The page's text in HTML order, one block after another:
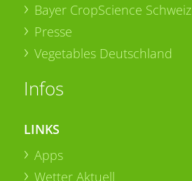
Bayer CropScience Schweiz
Presse
Vegetables Deutschland
Infos
LINKS
Apps
Wetter Aktuell